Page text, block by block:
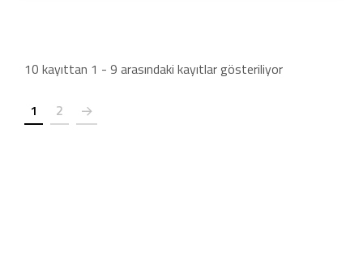
10 kayıttan 1 - 9 arasındaki kayıtlar gösteriliyor
1 2